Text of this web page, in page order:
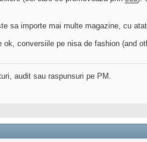
sa importe mai multe magazine, cu
conversiile pe nisa de fashion (and
audit sau raspunsuri pe PM.